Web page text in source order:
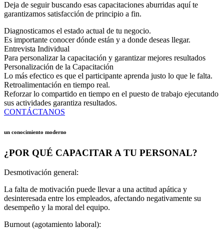
Deja de seguir buscando esas capacitaciones aburridas aquí te
garantizamos satisfacción de principio a fin.
Diagnosticamos el estado actual de tu negocio.
Es importante conocer dónde están y a donde deseas llegar.
Entrevista Individual
Para personalizar la capacitación y garantizar mejores resultados
Personalización de la Capacitación
Lo más efectico es que el participante aprenda justo lo que le falta.
Retroalimentación en tiempo real.
Reforzar lo compartido en tiempo en el puesto de trabajo ejecutando
sus actividades garantiza resultados.
CONTÁCTANOS
un conocimiento moderno
¿POR QUÉ CAPACITAR A TU PERSONAL?
Desmotivación general:
La falta de motivación puede llevar a una actitud apática y
desinteresada entre los empleados, afectando negativamente su
desempeño y la moral del equipo.
Burnout (agotamiento laboral):